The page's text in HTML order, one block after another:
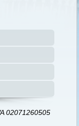
02071260505